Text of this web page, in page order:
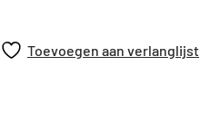
Toevoegen aan verlanglijst